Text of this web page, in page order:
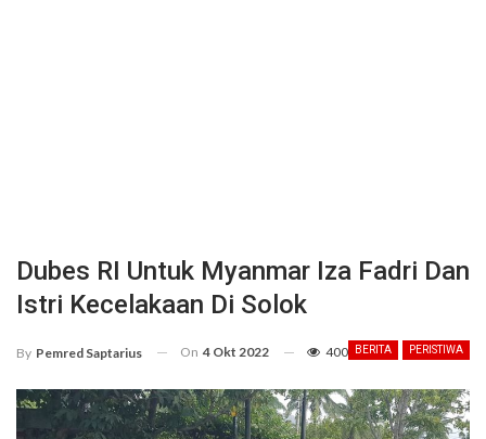
Dubes RI Untuk Myanmar Iza Fadri Dan
Istri Kecelakaan Di Solok
BERITA PERISTIWA
By Pemred Saptarius On 4 Okt 2022 400